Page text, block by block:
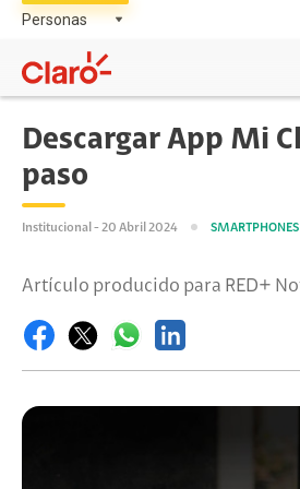
Descargar App Mi
paso
Institucional - 20 Abril 2024 SMARTPHONES
Artículo producido para RED+